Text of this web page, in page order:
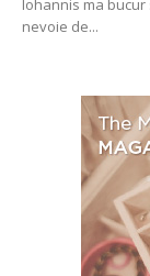
Iohannis ma
nevoie de...